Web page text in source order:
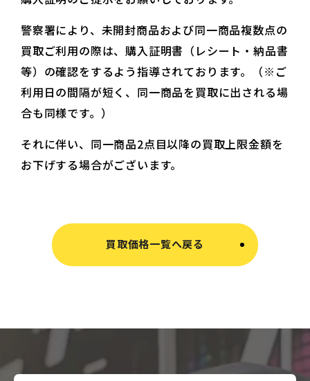
警察署により、未開封商品および同一商品複数点の
買取ご利用の際は、購入証明書（レシート・納品書
等）の確認をするよう指導されております。（※ご
利用日の間隔が短く、同一商品を買取に出される場
合も同様です。）
それに伴い、同一商品2点目以降の買取上限金額を
お下げする場合がございます。
買取価格一覧へ戻る